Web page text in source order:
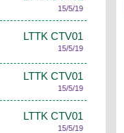
15/5/19
LTTK CTV01
15/5/19
LTTK CTV01
15/5/19
LTTK CTV01
15/5/19